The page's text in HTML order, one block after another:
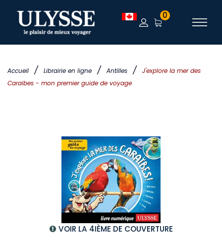
Accueil / Librairie en ligne / Antilles /
J'explore la mer des
Caraïbes - mon premier guide de voyage
0
VOIR LA 4IÈME DE COUVERTURE